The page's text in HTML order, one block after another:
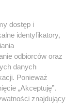
dostęp i
identyfikatory,
odbiorców oraz
danych
Ponieważ
„Akceptuję”.
znajdujący